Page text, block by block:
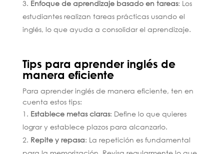
Enfoque de aprendizaje basado en tareas: Los
estudiantes realizan tareas prácticas usando el
inglés, lo que ayuda a consolidar el aprendizaje.
Tips para aprender inglés de
manera eficiente
Para aprender inglés de manera eficiente, ten en
cuenta estos tips:
Establece metas claras: Define lo que quieres
lograr y establece plazos para alcanzarlo.
Repite y repasa: La repetición es fundamental